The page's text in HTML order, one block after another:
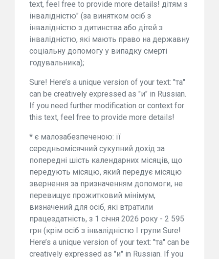
text, feel free to provide more details! дітям з
інвалідністю" (за винятком осіб з
інвалідністю з дитинства або дітей з
інвалідністю, які мають право на державну
соціальну допомогу у випадку смерті
годувальника);
Sure! Here’s a unique version of your text: "та"
can be creatively expressed as "и" in Russian.
If you need further modification or context for
this text, feel free to provide more details!
* є малозабезпеченою: її
середньомісячний сукупний дохід за
попередні шість календарних місяців, що
передують місяцю, який передує місяцю
звернення за призначенням допомоги, не
перевищує прожитковий мінімум,
визначений для осіб, які втратили
працездатність, з 1 січня 2026 року - 2 595
грн (крім осіб з інвалідністю I групи Sure!
Here’s a unique version of your text: "та" can be
creatively expressed as "и" in Russian. If you